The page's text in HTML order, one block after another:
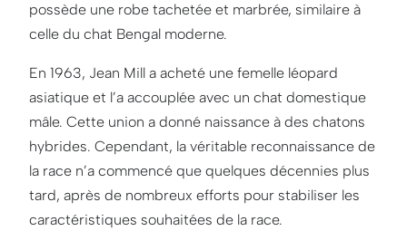
possède une robe tachetée et marbrée, similaire à
celle du chat Bengal moderne.
En 1963, Jean Mill a acheté une femelle léopard
asiatique et l’a accouplée avec un chat domestique
mâle. Cette union a donné naissance à des chatons
hybrides. Cependant, la véritable reconnaissance de
la race n’a commencé que quelques décennies plus
tard, après de nombreux efforts pour stabiliser les
caractéristiques souhaitées de la race.